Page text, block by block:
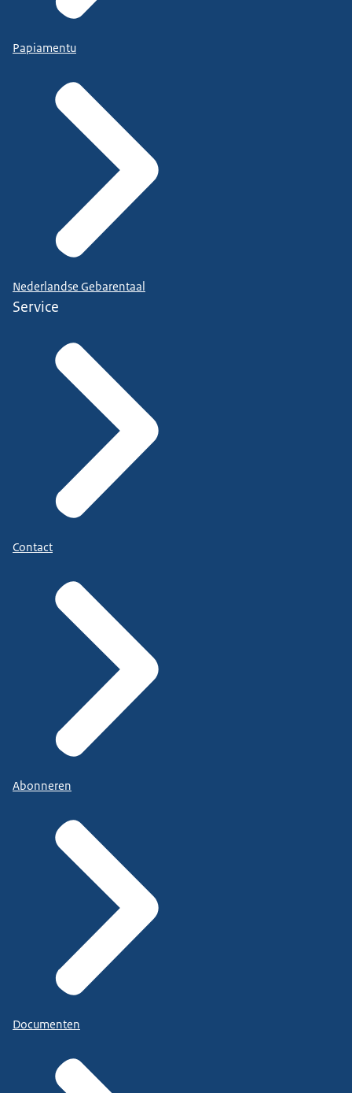
Papiamentu
Nederlandse Gebarentaal
Service
Contact
Abonneren
Documenten